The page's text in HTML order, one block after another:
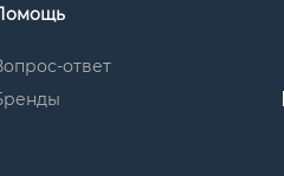
ответ